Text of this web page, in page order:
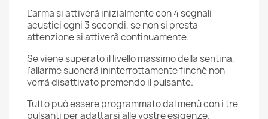
L'arma si attiverà inizialmente con 4 segnali
acustici ogni 3 secondi, se non si presta
attenzione si attiverà continuamente.
Se viene superato il livello massimo della sentina,
l'allarme suonerà ininterrottamente finché non
verrà disattivato premendo il pulsante.
Tutto può essere programmato dal menù con i tre
pulsanti per adattarsi alle vostre esigenze.